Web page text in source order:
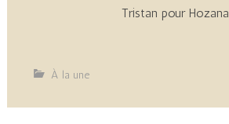
Tristan pour Hozana
À la une